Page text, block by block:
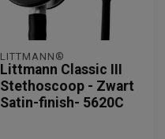
LITTMANN®
Littmann Classic III
Stethoscoop - Zwart
Satin-finish- 5620C